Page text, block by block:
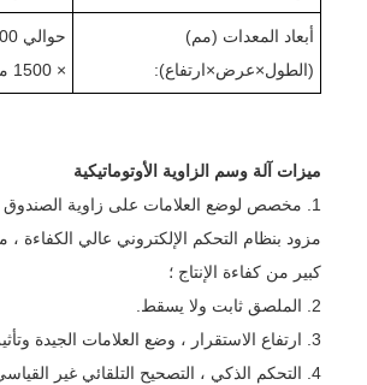
أبعاد المعدات (مم)
(الطول×عرض×ارتفاع):
حوالي 1 0 مم × 6
× 15
00 ملم
ميزات آلة وسم الزاوية الأوتوماتيكية
1. مخصص لوضع العلامات على زاوية الصندوق
مزود بنظام التحكم الإلكتروني عالي
كبير من كفاءة الإنتاج ؛
2. الملصق ثابت ولا يسقط.
3. ارتفاع الاستقرار ، وضع العلامات الجيدة وتأثير الوسم.
4. التحكم الذكي ، التصحيح التلقائي غير